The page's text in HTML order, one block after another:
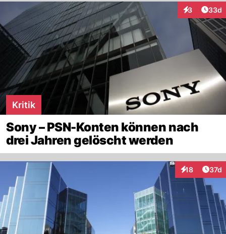
3
Interaktionen
33d
Kritik
Sony – PSN-Konten können nach
drei Jahren gelöscht werden
18
Interaktionen
37d